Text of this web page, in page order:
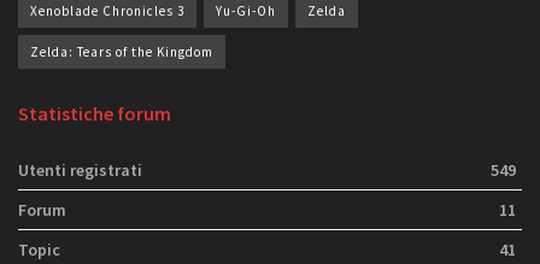
Xenoblade Chronicles 3 Yu-Gi-Oh Zelda
Zelda: Tears of the Kingdom
Statistiche forum
Utenti registrati
549
Forum
11
Topic
41